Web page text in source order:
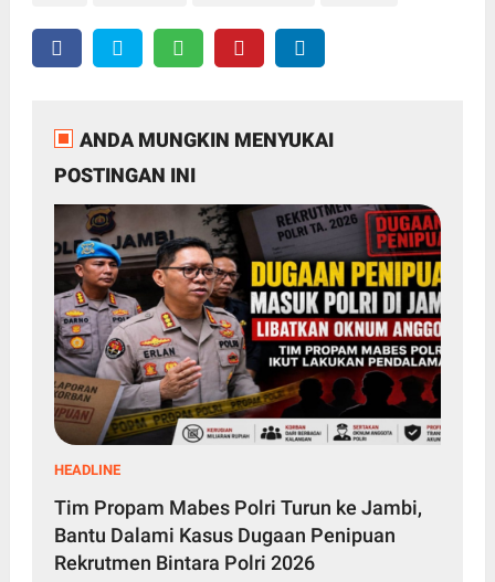
ANDA MUNGKIN MENYUKAI
POSTINGAN INI
HEADLINE
Tim Propam Mabes Polri Turun ke Jambi,
Bantu Dalami Kasus Dugaan Penipuan
Rekrutmen Bintara Polri 2026